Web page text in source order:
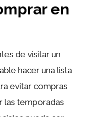
en
de visitar un
hacer una lista
evitar compras
las temporadas